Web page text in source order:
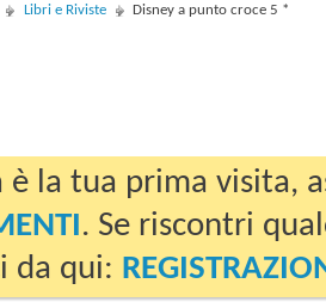
Libri e Riviste Disney a punto croce 5 *
è la tua prima visita,
. Se riscontri
da qui: